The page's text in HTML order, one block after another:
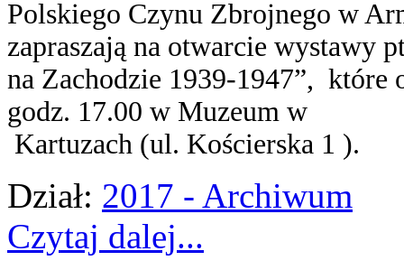
Polskiego Czynu Zbrojnego w
zapraszają na otwarcie wystawy
na Zachodzie 1939-1947”, które
godz. 17.00 w Muzeum w
Kartuzach (ul. Kościerska 1 ).
Dział: 2017 - Archiwum
Czytaj dalej...